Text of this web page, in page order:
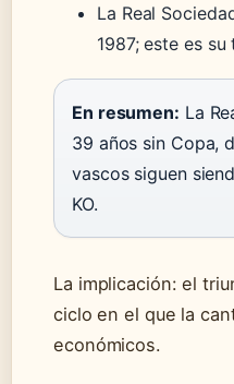
La Real
1987; este es
En resumen: La
39 años sin Copa,
vascos siguen
KO.
La implicación: el
ciclo en el que la
económicos.